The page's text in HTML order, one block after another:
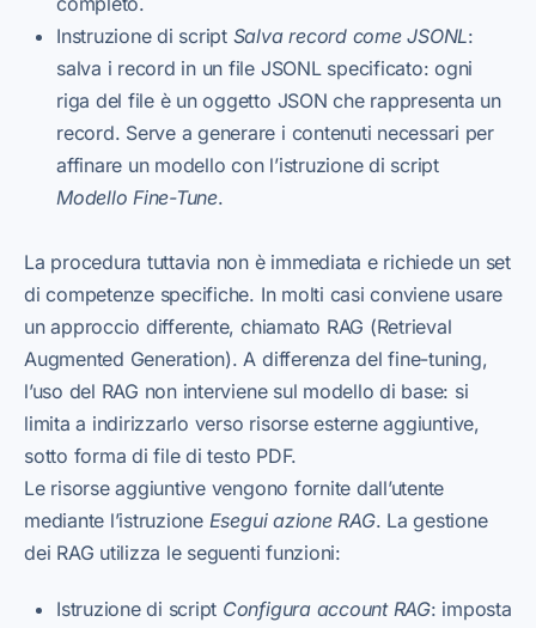
Instruzione di script Salva record come JSONL:
salva i record in un file JSONL specificato: ogni
riga del file è un oggetto JSON che rappresenta un
record. Serve a generare i contenuti necessari per
affinare un modello con l’istruzione di script
Modello Fine-Tune.
La procedura tuttavia non è immediata e richiede un set
di competenze specifiche. In molti casi conviene usare
un approccio differente, chiamato RAG (Retrieval
Augmented Generation). A differenza del fine-tuning,
l’uso del RAG non interviene sul modello di base: si
limita a indirizzarlo verso risorse esterne aggiuntive,
sotto forma di file di testo PDF.
Le risorse aggiuntive vengono fornite dall’utente
mediante l’istruzione Esegui azione RAG. La gestione
dei RAG utilizza le seguenti funzioni:
Istruzione di script Configura account RAG: imposta